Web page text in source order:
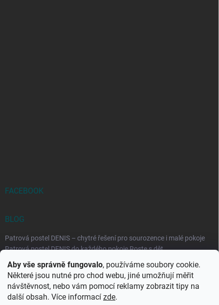
Aby vše správně fungovalo, používáme soubory cookie.
Některé jsou nutné pro chod webu, jiné umožňují měřit
návštěvnost, nebo vám pomocí reklamy zobrazit tipy na
další obsah. Více informací zde.
FACEBOOK
BLOG
Patrová postel DENIS – chytré řešení pro sourozence i malé pokoje
Patrová postel DENIS do každého pokoje Roste s dět...
Rozkládací postele RELAX – ideální řešení pro malé prostory i
každodenní spaní
Rozkládací postel, která se přizpůsobí vašemu živo...